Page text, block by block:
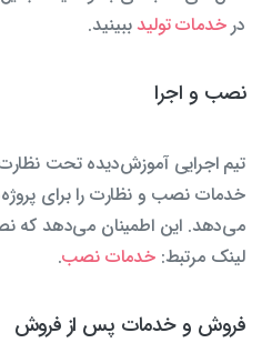
درخدمات تولیدببینید.
نصب و اجرا
تیم اجرایی آموزش‌دیده تحت
خدمات نصب و نظارت را برای
می‌دهد. این اطمینان می‌دهد که
لینک مرتبط:خدمات نصب.
فروش و خدمات پس از فروش